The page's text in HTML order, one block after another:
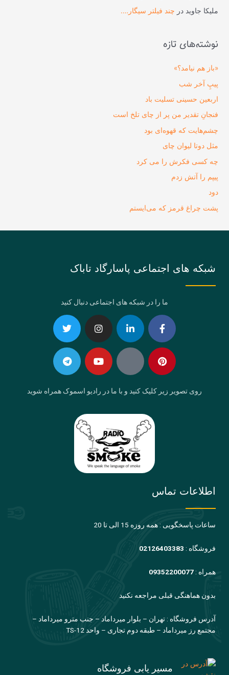
ملیکا جاوید در چند فیلتر سیگار….
نوشته‌های تازه
«باز هم نیامد؟»
پیپِ آخر شب
اربعین حسینی تسلیت باد
فنجانِ تقدیر من پر از چای تلخ است
چشم‌هایت که قهوه‌ای بود
مثل دوتا لیوان چای
چه کسی فکرش را می‌ کرد
پیپم را آتش زدم
دود
پشت چراغ قرمز که می‌ایستم
شبکه های اجتماعی پاسارگاد تاباک
ما را در شبکه های اجتماعی دنبال کنید
Facebook-
f
Linkedin-
in
Instagram
Twitter Pinterest
Eaparat
Youtube
Telegram
روی تصویر زیر کلیک کنید و با ما در رادیو اسموک همراه شوید
اطلاعات تماس
ساعات پاسخگویی : همه روزه 15 الی تا 20
فروشگاه : 02126403383
همراه : 09352200077
بدون هماهنگی قبلی مراجعه نکنید
آدرس فروشگاه : تهران – بلوار میرداماد – جنب مترو میرداماد –
مجتمع رز میرداماد – طبقه دوم تجاری – واحد TS-12
مسیر یابی فروشگاه